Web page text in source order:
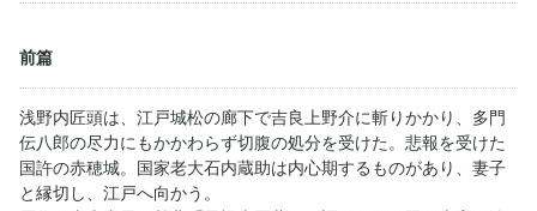
前篇
浅野内匠頭は、江戸城松の廊下で吉良上野介に斬りかかり、多門
伝八郎の尽力にもかかわらず切腹の処分を受けた。悲報を受けた
国許の赤穂城。国家老大石内蔵助は内心期するものがあり、妻子
と縁切し、江戸へ向かう。